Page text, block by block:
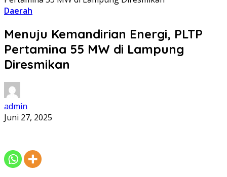
Daerah
Menuju Kemandirian Energi, PLTP
Pertamina 55 MW di Lampung
Diresmikan
admin
Juni 27, 2025